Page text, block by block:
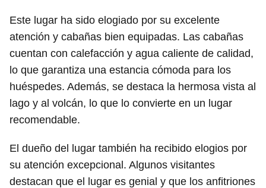
Este lugar ha sido elogiado por su excelente
atención y cabañas bien equipadas. Las cabañas
cuentan con calefacción y agua caliente de calidad,
lo que garantiza una estancia cómoda para los
huéspedes. Además, se destaca la hermosa vista al
lago y al volcán, lo que lo convierte en un lugar
recomendable.
El dueño del lugar también ha recibido elogios por
su atención excepcional. Algunos visitantes
destacan que el lugar es genial y que los anfitriones